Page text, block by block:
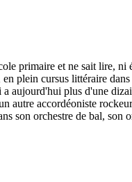
primaire et ne sait lire,
plein cursus littéraire
aujourd'hui plus d'une
accordéoniste
son orchestre de bal, son